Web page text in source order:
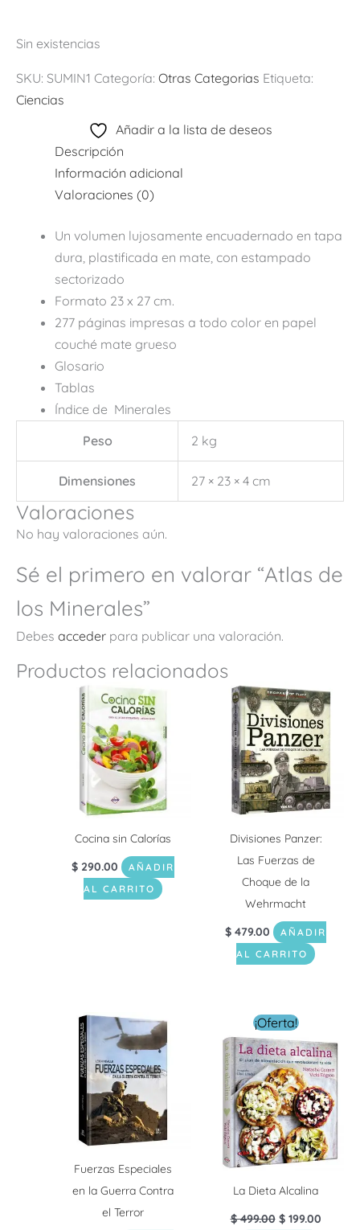
Sin existencias
SKU: SUMIN1 Categoría: Otras Categorias Etiqueta:
Ciencias
Añadir a la lista de deseos
Descripción
Información adicional
Valoraciones (0)
Un volumen lujosamente encuadernado en tapa
dura, plastificada en mate, con estampado
sectorizado
Formato 23 x 27 cm.
277 páginas impresas a todo color en papel
couché mate grueso
Glosario
Tablas
Índice de Minerales
Peso
2 kg
Dimensiones 27 × 23 × 4 cm
Valoraciones
No hay valoraciones aún.
Sé el primero en valorar “Atlas de
los Minerales”
Debes acceder para publicar una valoración.
Productos relacionados
Cocina sin Calorías
$ 290.00
AÑADIR
AL CARRITO
Divisiones Panzer:
Las Fuerzas de
Choque de la
Wehrmacht
$ 479.00
AÑADIR
AL CARRITO
Fuerzas Especiales
en la Guerra Contra
el Terror
¡Oferta!
La Dieta Alcalina
$499.00
El
precio
original
era:
$ 499.00.
$199.00
actual
es:
$